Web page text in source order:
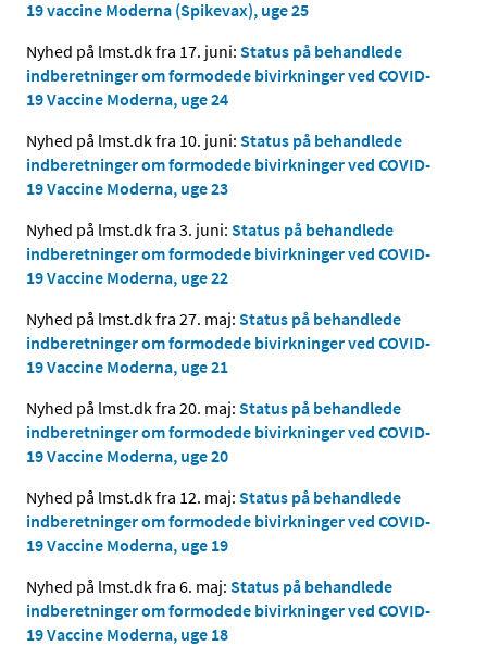
19 vaccine Moderna (Spikevax), uge 25
Nyhed på lmst.dk fra 17. juni: Status på behandlede
indberetninger om formodede bivirkninger ved COVID-
19 Vaccine Moderna, uge 24
Nyhed på lmst.dk fra 10. juni: Status på behandlede
indberetninger om formodede bivirkninger ved COVID-
19 Vaccine Moderna, uge 23
Nyhed på lmst.dk fra 3. juni: Status på behandlede
indberetninger om formodede bivirkninger ved COVID-
19 Vaccine Moderna, uge 22
Nyhed på lmst.dk fra 27. maj: Status på behandlede
indberetninger om formodede bivirkninger ved COVID-
19 Vaccine Moderna, uge 21
Nyhed på lmst.dk fra 20. maj: Status på behandlede
indberetninger om formodede bivirkninger ved COVID-
19 Vaccine Moderna, uge 20
Nyhed på lmst.dk fra 12. maj: Status på behandlede
indberetninger om formodede bivirkninger ved COVID-
19 Vaccine Moderna, uge 19
Nyhed på lmst.dk fra 6. maj: Status på behandlede
indberetninger om formodede bivirkninger ved COVID-
19 Vaccine Moderna, uge 18